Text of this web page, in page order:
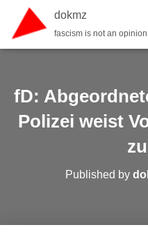
dokmz
fascism is not an
fD:
Polizei weist
Published by